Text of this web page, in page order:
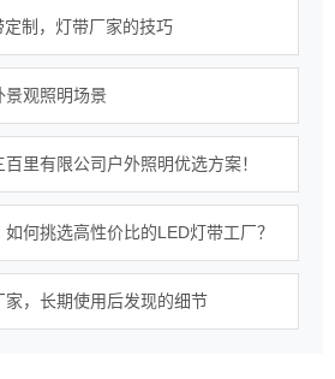
制，灯带厂家的技巧
景观照明场景
里有限公司户外照明优选方案！
何挑选高性价比的LED灯带工厂？
，长期使用后发现的细节